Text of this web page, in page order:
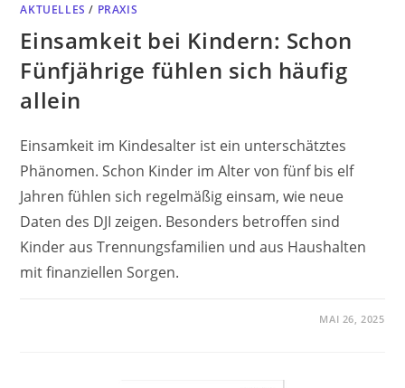
AKTUELLES / PRAXIS
Einsamkeit bei Kindern: Schon
Fünfjährige fühlen sich häufig
allein
Einsamkeit im Kindesalter ist ein unterschätztes
Phänomen. Schon Kinder im Alter von fünf bis elf
Jahren fühlen sich regelmäßig einsam, wie neue
Daten des DJI zeigen. Besonders betroffen sind
Kinder aus Trennungsfamilien und aus Haushalten
mit finanziellen Sorgen.
MAI 26, 2025